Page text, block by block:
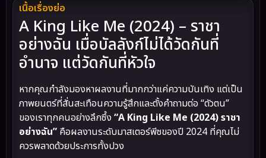
เนื้อเรื่องย่อ
A King Like Me (2024) – ราชา
อย่างฉัน เมื่อบัลลังก์ไม่ได้วัดกันที่
อำนาจ แต่วัดกันที่หัวใจ
หากคุณกำลังมองหาผลงานที่มากกว่าแค่ความบันเทิง แต่เป็น
ภาพยนตร์ที่สั่นสะเทือนความรู้สึกและตั้งคำถามต่อ “ตัวตน”
ของเราทุกคนอย่างลึกซึ้ง “A King Like Me (2024) ราชา
อย่างฉัน” คือผลงานระดับมาสเตอร์พีซของปี 2024 ที่คุณไม่
ควรพลาดด้วยประการทั้งปวง